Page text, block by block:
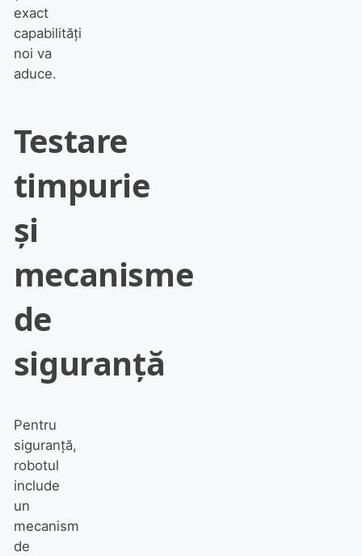
exact
capabilități
noi va
aduce.
Testare
timpurie
și
mecanisme
de
siguranță
Pentru
siguranță,
robotul
include
un
mecanism
de